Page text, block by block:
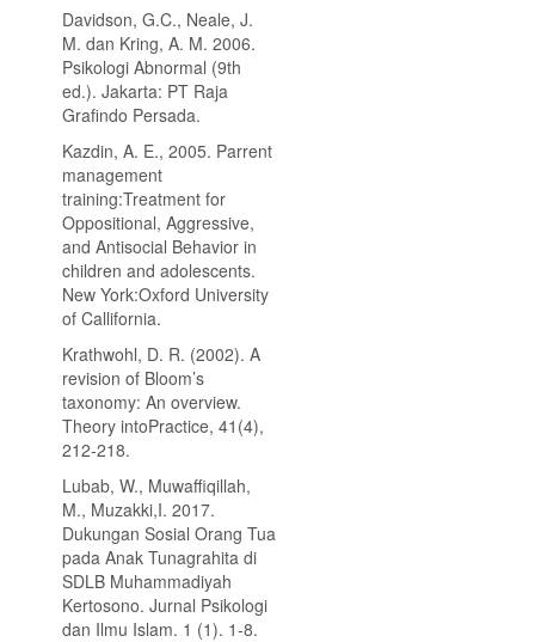
Davidson, G.C., Neale, J.
M. dan Kring, A. M. 2006.
Psikologi Abnormal (9th
ed.). Jakarta: PT Raja
Grafindo Persada.
Kazdin, A. E., 2005. Parrent
management
training:Treatment for
Oppositional, Aggressive,
and Antisocial Behavior in
children and adolescents.
New York:Oxford University
of Callifornia.
Krathwohl, D. R. (2002). A
revision of Bloom’s
taxonomy: An overview.
Theory intoPractice, 41(4),
212-218.
Lubab, W., Muwaffiqillah,
M., Muzakki,I. 2017.
Dukungan Sosial Orang Tua
pada Anak Tunagrahita di
SDLB Muhammadiyah
Kertosono. Jurnal Psikologi
dan Ilmu Islam. 1 (1). 1-8.